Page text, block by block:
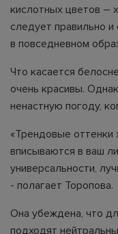
кислотных цветов –
следует правильно
в повседневном
Что касается
очень красивы.
ненастную погоду,
«Трендовые оттенки
вписываются в ваш
универсальности,
- полагает Торопова.
Она убеждена, что
подходят